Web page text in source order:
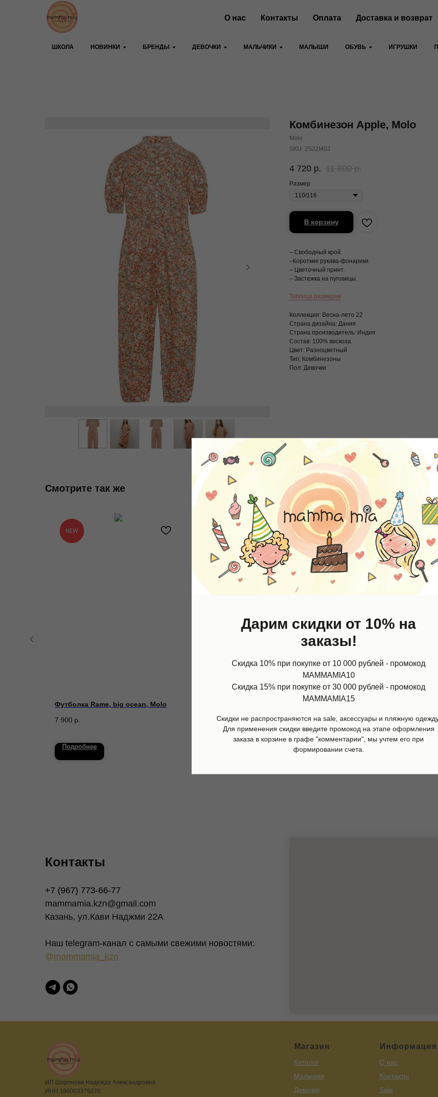
О нас Контакты Оплата Доставка и возврат
ШКОЛА НОВИНКИ БРЕНДЫ ДЕВОЧКИ МАЛЬЧИКИ МАЛЫШИ ОБУВЬ ИГРУШКИ
Комбинезон Apple, Molo
Molo
SKU: 2S22I403
4 720 р. 11 800 р.
Размер
В корзину
– Свободный крой.
–Короткие рукава-фонарики.
– Цветочный принт.
– Застежка на пуговицы.
Таблица размеров
Коллекция: Весна-лето 22
Страна дизайна: Дания
Страна производитель: Индия
Состав: 100% вискоза
Цвет: Разноцветный
Тип: Комбинезоны
Пол: Девочки
Смотрите так же
NEW
Футболка Rame, big ocean, Molo
7 900 р.
Подробнее
-30%
7 840 р.11 200 р.
-50%,
SIZE
5 650 р.11 300 р.
Дарим скидки от 10% на
заказы!
Скидка 10% при покупке от 10 000 рублей - промокод
MAMMAMIA10
Скидка 15% при покупке от 30 000 рублей - промокод
MAMMAMIA15
Скидки не распространяются на sale, аксессуары и пляжную
Для применения скидки введите промокод на этапе оформления
заказа в корзине в графе "комментарии", мы учтем его при
формировании счета.
Контакты
+7 (967) 773-66-77
mammamia.kzn@gmail.com
Казань, ул.Кави Наджми 22А
Наш telegram-канал c самыми свежими новостями:
@mammamia_kzn
Магазин
Каталог
Мальчики
Девочки
Информация
О нас
Контакты
Sale
ИП Шаронова Надежда Александровна
ИНН 166003379276